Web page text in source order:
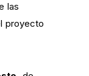
las
proyecto